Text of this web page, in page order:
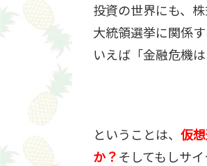
投資の世界にも、
大統領選挙に関係
いえば「金融危機
ということは、 仮
か？そしてもしサ